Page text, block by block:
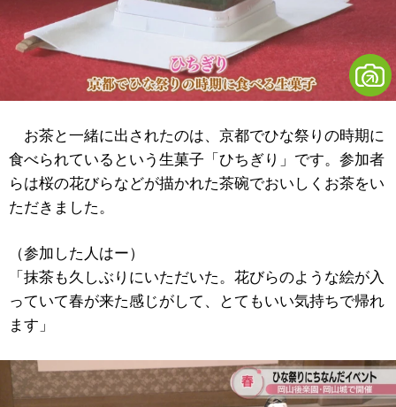
お茶と一緒に出されたのは、京都でひな祭りの時期に
食べられているという生菓子「ひちぎり」です。参加者
らは桜の花びらなどが描かれた茶碗でおいしくお茶をい
ただきました。
（参加した人はー）
「抹茶も久しぶりにいただいた。花びらのような絵が入
っていて春が来た感じがして、とてもいい気持ちで帰れ
ます」